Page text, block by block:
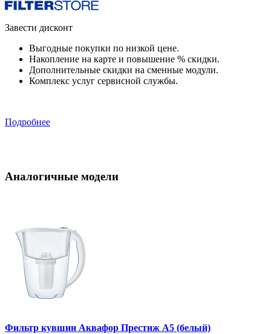
Завести дисконт
Выгодные покупки по низкой цене.
Накопление на карте и повышение % скидки.
Дополнительные скидки на сменные модули.
Комплекс услуг сервисной службы.
Подробнее
Аналогичные модели
Фильтр кувшин Аквафор Престиж А5 (белый)